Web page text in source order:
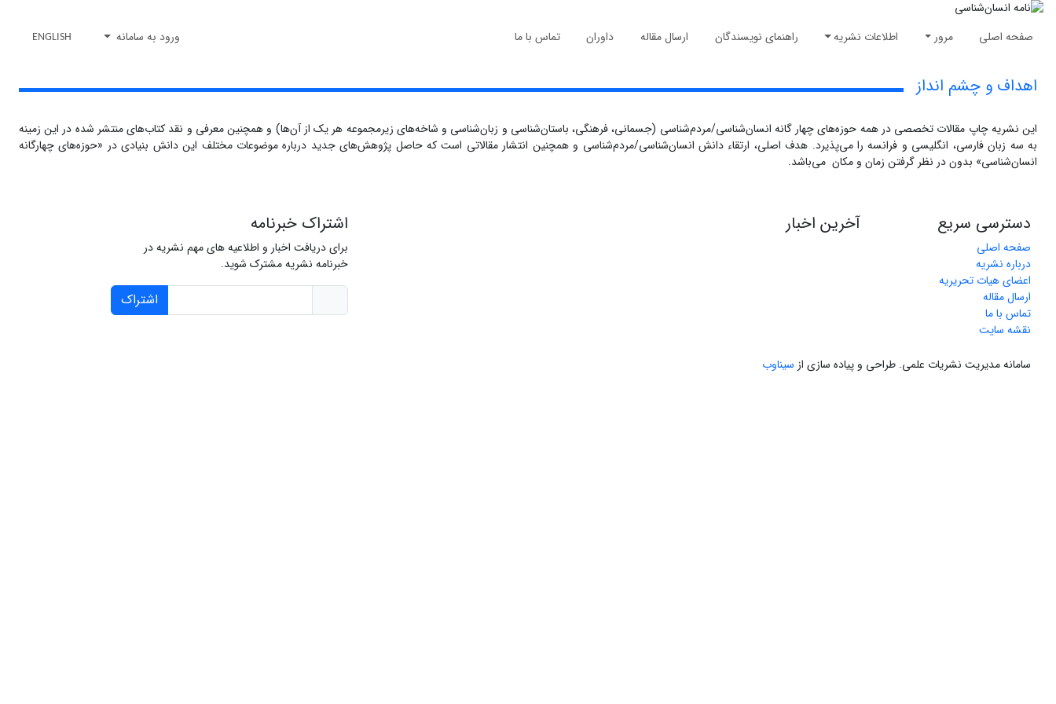
صفحه اصلی مرور اطلاعات نشریه راهنمای نویسندگان ارسال مقاله داوران تماس با ما ورود به سامانه ENGLISH
اهداف و چشم انداز
این نشریه چاپ مقالات تخصصی در همه حوزه‌های چهار گانه انسان‌شناسی/مردم‌شناسی (جسمانی، فرهنگی، باستان‌شناسی و زبان‌شناسی و شاخه‌های زیرمجموعه هر یک از آن‌ها) و همچنین معرفی و نقد کتاب‌های منتشر شده در این زمینه
به سه زبان فارسی، انگلیسی و فرانسه را می‌پذیرد. هدف اصلی، ارتقاء دانش انسان‌شناسی/مردم‌شناسی و همچنین انتشار مقالاتی است که حاصل پژوهش‌های جدید درباره موضوعات مختلف این دانش بنیادی در «حوزه‌های چهارگانه
انسان‌شناسی» بدون در نظر گرفتن زمان و مکان می‌باشد.
دسترسی سریع
صفحه اصلی
درباره نشریه
اعضای هیات تحریریه
ارسال مقاله
تماس با ما
نقشه سایت
آخرین اخبار اشتراک خبرنامه
برای دریافت اخبار و اطلاعیه های مهم نشریه در
خبرنامه نشریه مشترک شوید.
اشتراک
سامانه مدیریت نشریات علمی. طراحی و پیاده سازی از سیناوب